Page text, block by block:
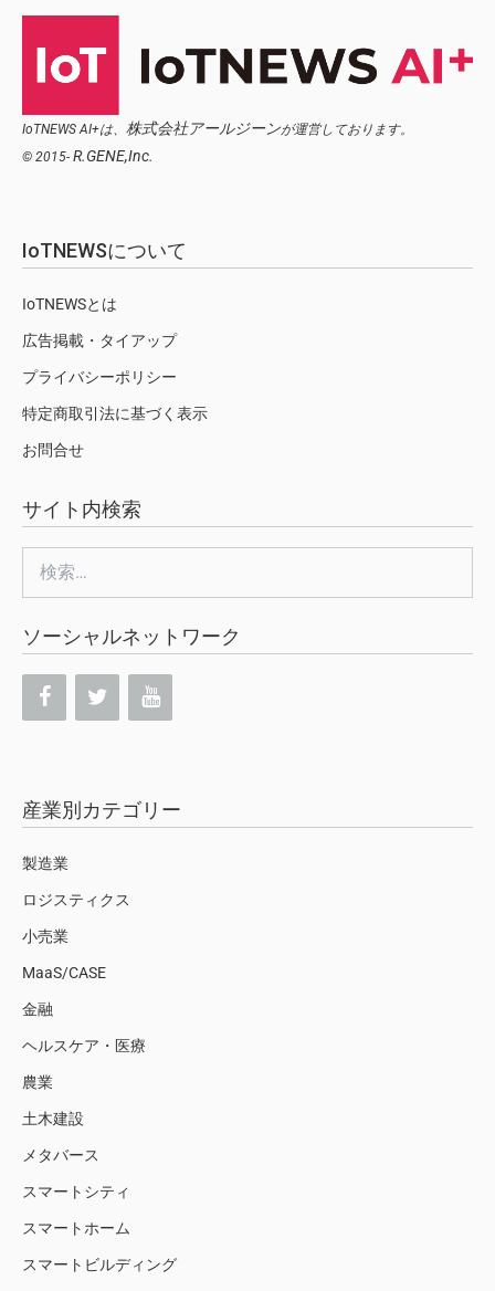
IoTNEWS AI+は、 株式会社アールジーンが運営しております。
© 2015- R.GENE,Inc.
IoTNEWSについて
IoTNEWSとは
広告掲載・タイアップ
プライバシーポリシー
特定商取引法に基づく表示
お問合せ
サイト内検索
索:
ソーシャルネットワーク
産業別カテゴリー
製造業
ロジスティクス
小売業
MaaS/CASE
金融
ヘルスケア・医療
農業
土木建設
メタバース
スマートシティ
スマートホーム
スマートビルディング